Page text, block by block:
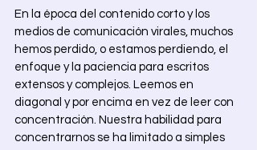
En la época del contenido corto y los
medios de comunicación virales, muchos
hemos perdido, o estamos perdiendo, el
enfoque y la paciencia para escritos
extensos y complejos. Leemos en
diagonal y por encima en vez de leer con
concentración. Nuestra habilidad para
concentrarnos se ha limitado a simples